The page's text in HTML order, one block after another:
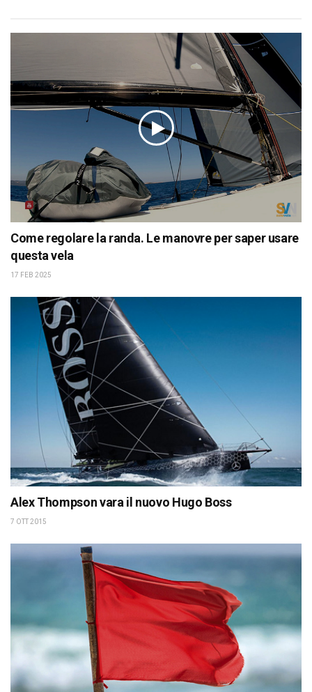
Come regolare la randa. Le manovre per saper usare
questa vela
17 FEB 2025
Alex Thompson vara il nuovo Hugo Boss
7 OTT 2015